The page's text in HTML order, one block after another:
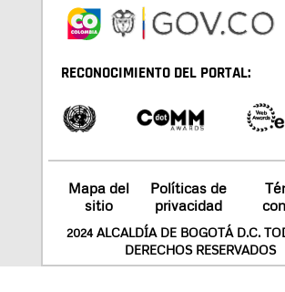
RECONOCIMIENTO DEL PORTAL:
Mapa del
sitio
Políticas de
privacidad
2024 ALCALDÍA DE BOGOTÁ D.C.
DERECHOS RESERVADOS